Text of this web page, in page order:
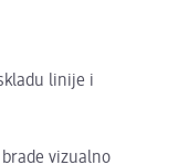
linije i
vizualno